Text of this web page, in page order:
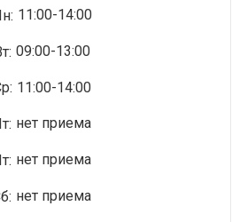
11:00-14:00
09:00-13:00
11:00-14:00
нет приема
нет приема
нет приема